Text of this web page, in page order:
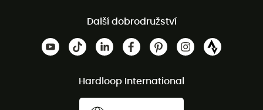
Další dobrodružství
Hardloop International